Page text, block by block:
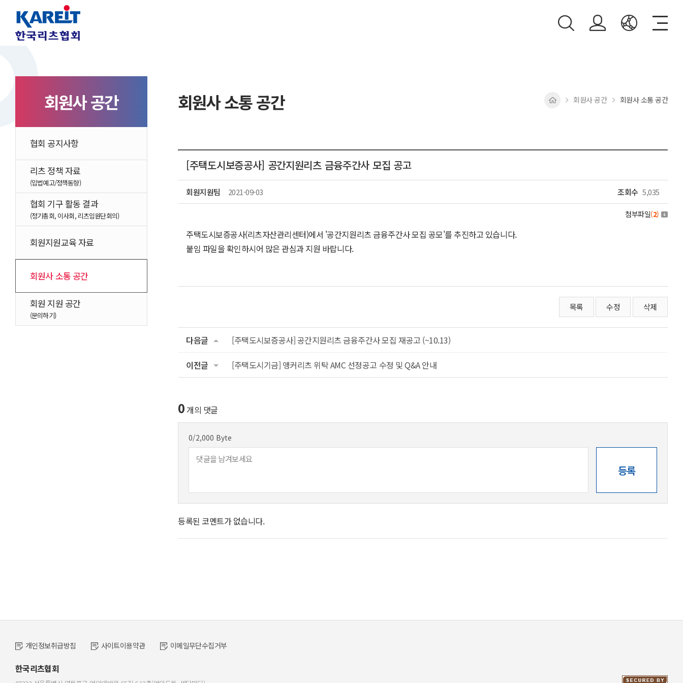
회원사 공간
협회 공지사항
리츠 정책 자료
(입법예고/정책동향)
협회 기구 활동 결과
(정기총회, 이사회, 리츠임원단회의)
회원지원교육 자료
회원사 소통 공간
회원 지원 공간
(문의하기)
회원사 소통 공간 회원사 공간 회원사 소통 공간
[주택도시보증공사] 공간지원리츠 금융주간사 모집 공고
회원지원팀 2021-09-03 조회수 5,035
첨부파일(2)
주택도시보증공사(리츠자산관리센터)에서 '공간지원리츠 금융주간사 모집 공모'를 추진하고 있습니다.
붙임 파일을 확인하시어 많은 관심과 지원 바랍니다.
목록 수정 삭제
다음글 [주택도시보증공사] 공간지원리츠 금융주간사 모집 재공고 (~10.13)
이전글 [주택도시기금] 앵커리츠 위탁 AMC 선정공고 수정 및 Q&A 안내
0개의 댓글
0/2,000 Byte
등록된 코멘트가 없습니다.
개인정보취급방침 사이트이용약관 이메일무단수집거부
한국리츠협회